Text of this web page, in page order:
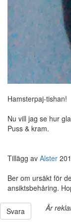
Hamsterpaj-tishan!
Nu vill jag se hur
Puss & kram.
Tillägg av Alster
Ber om ursäkt för
ansiktsbehåring.
Svara Är